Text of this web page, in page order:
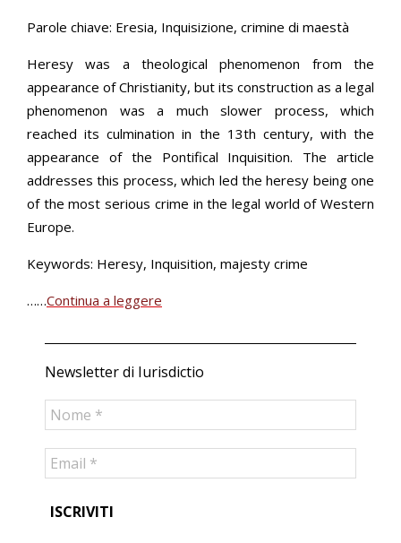
Parole chiave: Eresia, Inquisizione, crimine di maestà
Heresy was a theological phenomenon from the
appearance of Christianity, but its construction as a legal
phenomenon was a much slower process, which
reached its culmination in the 13th century, with the
appearance of the Pontifical Inquisition. The article
addresses this process, which led the heresy being one
of the most serious crime in the legal world of Western
Europe.
Keywords: Heresy, Inquisition, majesty crime
……Continua a leggere
Newsletter di Iurisdictio